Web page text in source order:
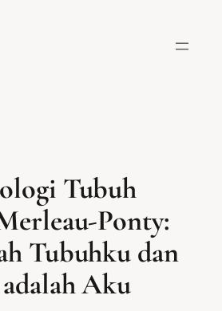
Tubuh
Ponty:
Tubuhku dan
Aku